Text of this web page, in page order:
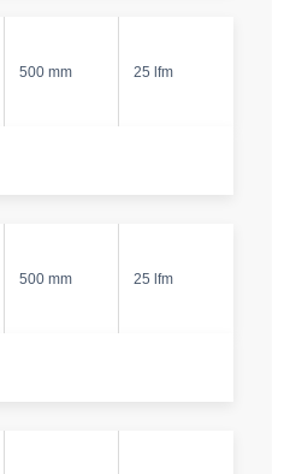
500 mm 25 lfm
500 mm 25 lfm